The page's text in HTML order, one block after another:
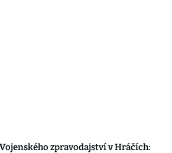
zpravodajství v Hráčích: